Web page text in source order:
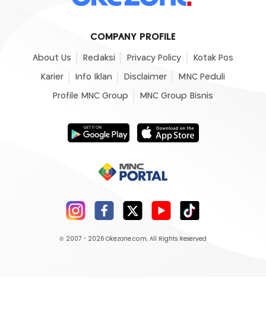
COMPANY PROFILE
About Us Redaksi Privacy Policy Kotak Pos
Karier Info Iklan Disclaimer MNC Peduli
Profile MNC Group MNC Group Bisnis
© 2007 - 2026 Okezone.com, All Rights Reserved